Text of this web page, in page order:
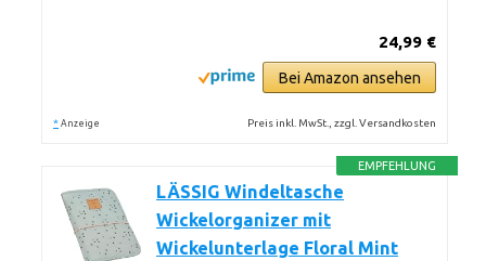
24,99 €
Bei Amazon ansehen
* Anzeige Preis inkl. MwSt., zzgl. Versandkosten
EMPFEHLUNG
LÄSSIG Windeltasche
Wickelorganizer mit
Wickelunterlage Floral Mint